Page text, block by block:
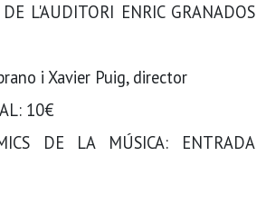
L'AUDITORI ENRIC GRANADOS
i Xavier Puig, director
10€
DE LA MÚSICA: ENTRADA